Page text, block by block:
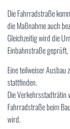
Die Fahrradstraße
die Maßnahme auch
Gleichzeitig wird die
Einbahnstraße
Eine teilweiser Ausbau
stattfinden.
Die Verkehrsstadträtin
Fahrradstraße beim
wird.